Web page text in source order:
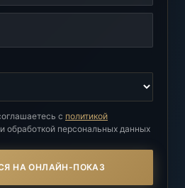
с политикой
и обработкой персональных данных
НА ОНЛАЙН-ПОКАЗ